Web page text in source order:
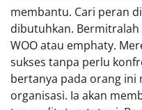
membantu. Cari peran
dibutuhkan.
WOO atau emphaty.
sukses tanpa perlu
bertanya pada orang ini
organisasi. Ia akan